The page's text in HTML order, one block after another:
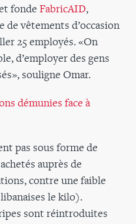
fonde FabricAID,
de vêtements d’occasion
25 employés. «On
d’employer des gens
souligne Omar.
démunies face à
pas sous forme de
auprès de
contre une faible
le kilo).
sont réintroduites